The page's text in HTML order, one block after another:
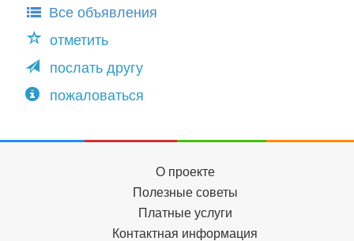
Все объявления
отметить
послать другу
пожаловаться
О проекте
Полезные советы
Платные услуги
Контактная информация